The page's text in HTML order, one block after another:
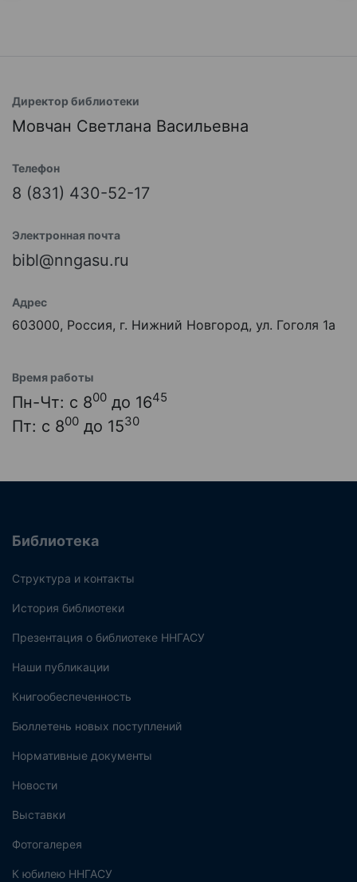
Директор библиотеки
Мовчан Светлана Васильевна
Телефон
8 (831) 430-52-17
Электронная почта
bibl@nngasu.ru
Адрес
603000, Россия, г. Нижний Новгород, ул. Гоголя 1а
Время работы
Пн-Чт: с 800 до 1645
Пт: с 800 до 1530
Библиотека
Структура и контакты
История библиотеки
Презентация о библиотеке ННГАСУ
Наши публикации
Книгообеспеченность
Бюллетень новых поступлений
Нормативные документы
Новости
Выставки
Фотогалерея
К юбилею ННГАСУ